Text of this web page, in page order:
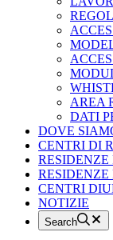
AREA
DATI
DOVE
CENTRI DI
CENTRI
NOTIZIE
Search